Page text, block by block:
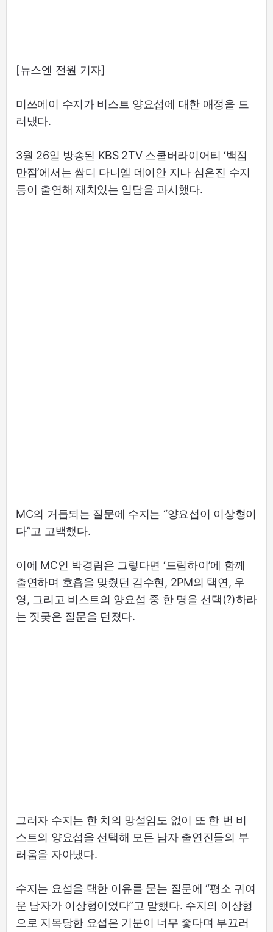
[뉴스엔 전원 기자]
미쓰에이 수지가 비스트 양요섭에 대한 애정을 드
러냈다.
3월 26일 방송된 KBS 2TV 스쿨버라이어티 ‘백점
만점’에서는 쌈디 다니엘 데이안 지나 심은진 수지
등이 출연해 재치있는 입담을 과시했다.
MC의 거듭되는 질문에 수지는 “양요섭이 이상형이
다”고 고백했다.
이에 MC인 박경림은 그렇다면 ‘드림하이’에 함께
출연하며 호흡을 맞췄던 김수현, 2PM의 택연, 우
영, 그리고 비스트의 양요섭 중 한 명을 선택(?)하라
는 짓궂은 질문을 던졌다.
그러자 수지는 한 치의 망설임도 없이 또 한 번 비
스트의 양요섭을 선택해 모든 남자 출연진들의 부
러움을 자아냈다.
수지는 요섭을 택한 이유를 묻는 질문에 “평소 귀여
운 남자가 이상형이었다”고 말했다. 수지의 이상형
으로 지목당한 요섭은 기분이 너무 좋다며 부끄러